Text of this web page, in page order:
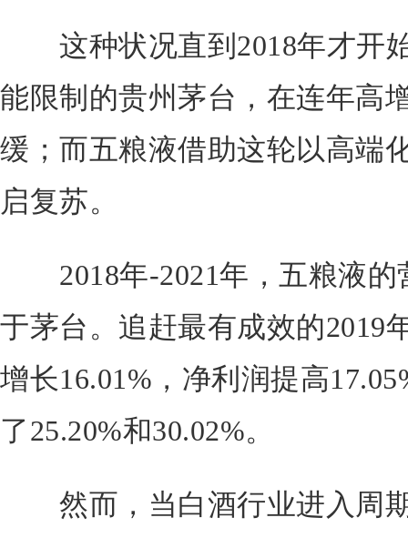
这种状况直到2018年才开
能限制的贵州茅台，在连年高
缓；而五粮液借助这轮以高端
启复苏。
2018年-2021年，五粮液的
于茅台。追赶最有成效的2019
增长16.01%，净利润提高
了25.20%和30.02%。
然而，当白酒行业进入周